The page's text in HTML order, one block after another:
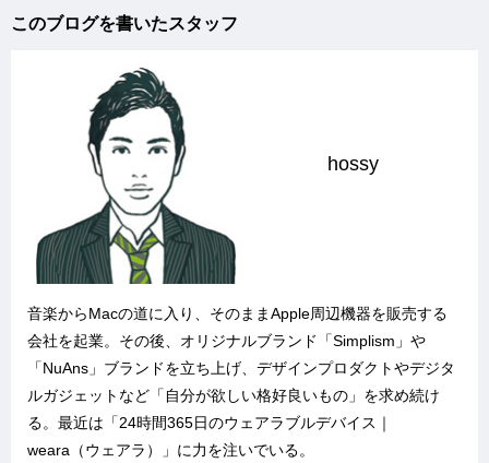
このブログを書いたスタッフ
hossy
音楽からMacの道に入り、そのままApple周辺機器を販売する
会社を起業。その後、オリジナルブランド「Simplism 」や
「NuAns 」ブランドを立ち上げ、デザインプロダクトやデジタ
ルガジェットなど「自分が欲しい格好良いもの」を求め続け
る。最近は「24時間365日のウェアラブルデバイス｜
weara（ウェアラ）
」に力を注いでいる。